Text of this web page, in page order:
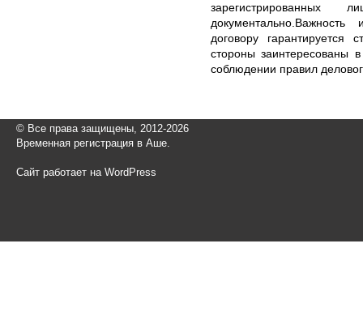
договору
стороны заинтересованы
соблюдении правил
© Все права защищены, 2012-2026
Временная регистрация в Аше.
Сайт работает на WordPress